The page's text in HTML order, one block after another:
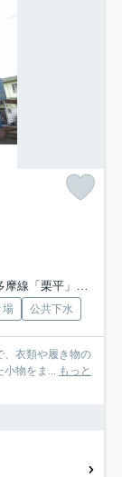
栗平」駅 徒歩36分
場 公共下水
、衣類や履き物の
小物をま... もっと